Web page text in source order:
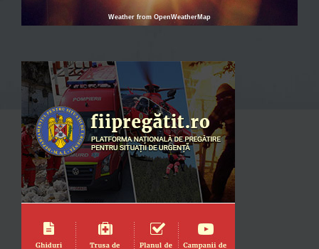
Weather from OpenWeatherMap